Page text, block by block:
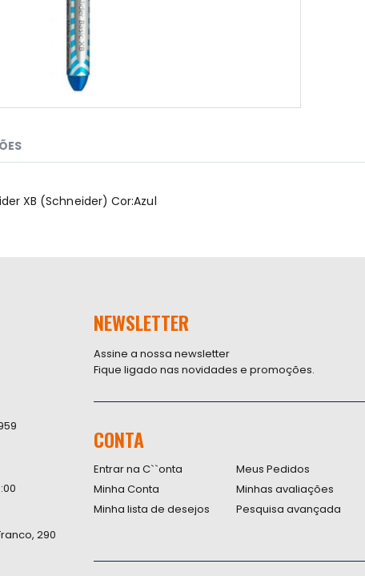
XB (Schneider) Cor:Azul
290
NEWSLETTER
Assine a nossa newsletter
Fique ligado nas novidades e promoções.
CONTA
Entrar na C``onta
Minha Conta
Minha lista de desejos
Meus Pedidos
Minhas avaliações
Pesquisa avançada